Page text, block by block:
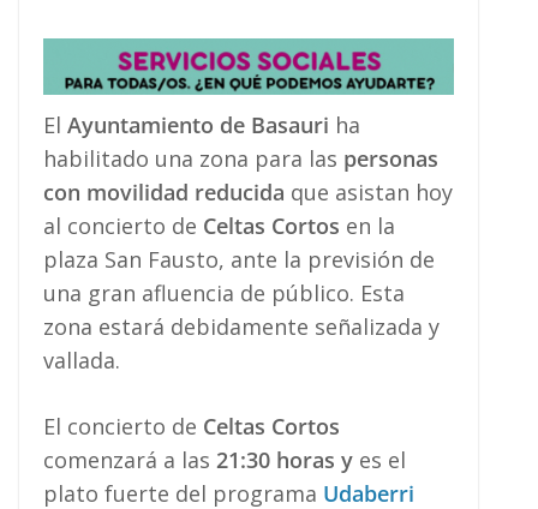
El Ayuntamiento de Basauri ha
habilitado una zona para las personas
con movilidad reducida que asistan hoy
al concierto de Celtas Cortos en la
plaza San Fausto, ante la previsión de
una gran afluencia de público. Esta
zona estará debidamente señalizada y
vallada.
El concierto de Celtas Cortos
comenzará a las 21:30 horas y es el
plato fuerte del programa Udaberri